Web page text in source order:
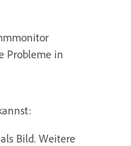
Probleme in
Bild. Weitere